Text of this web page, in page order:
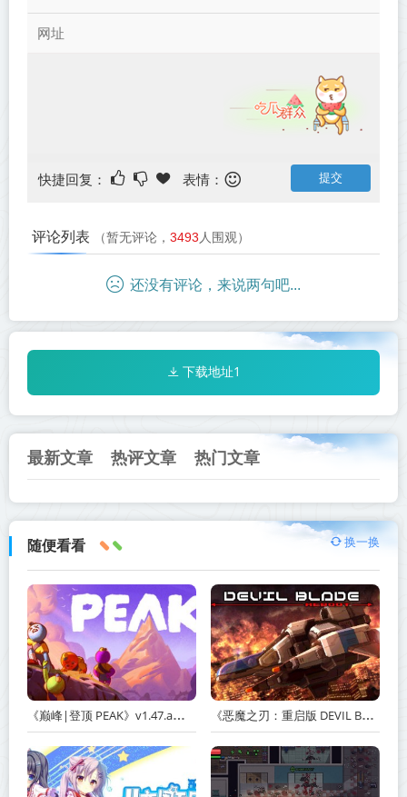
快捷回复： 表情：
评论列表 （暂无评论， 3493 人围观）
还没有评论，来说两句吧...
下载地址1
最新文章 热评文章 热门文章
随便看看 换一换
《巅峰|登顶 PEAK》v1.47.a【单机+联机】丨中文版网盘下载 《恶魔之刃：重启版 DEVIL BLADE REBOOT》v1.2.4-免安装中文版丨中文版网盘下载